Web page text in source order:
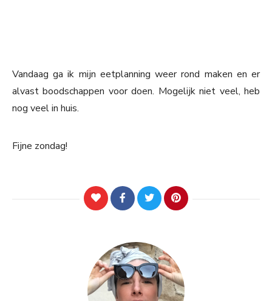
Vandaag ga ik mijn eetplanning weer rond maken en er
alvast boodschappen voor doen. Mogelijk niet veel, heb
nog veel in huis.
Fijne zondag!